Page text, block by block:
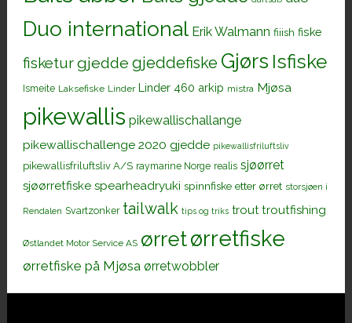
Duo international Erik Walmann fiiish fiske
fisketurgjedde gjeddefiske Gjørs Isfiske
Ismeite Laksefiske Linder Linder 460 arkip mistra Mjøsa
pikewallis pikewallischallange
pikewallischallenge 2020 gjedde pikewallisfriluftsliv
pikewallisfriluftsliv A/S raymarine Norge realis sjøørret
sjøørretfiske spearheadryuki spinnfiske etter ørret storsjøen i
Rendalen Svartzonker tailwalk tips og triks trout troutfishing
Østlandet Motor Service AS ørretørretfiske
ørretfiske på Mjøsa ørretwobbler